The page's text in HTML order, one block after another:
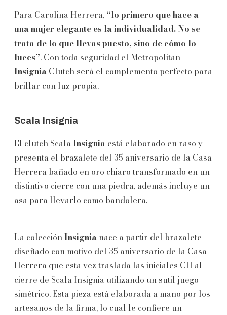
Para Carolina Herrera, “lo primero que hace a
una mujer elegante es la individualidad. No se
trata de lo que llevas puesto, sino de cómo lo
luces”. Con toda seguridad el Metropolitan
Insignia Clutch será el complemento perfecto para
brillar con luz propia.
Scala Insignia
El clutch Scala Insignia está elaborado en raso y
presenta el brazalete del 35 aniversario de la Casa
Herrera bañado en oro chiaro transformado en un
distintivo cierre con una piedra, además incluye un
asa para llevarlo como bandolera.
La colecciónInsignia nace a partir del brazalete
diseñado con motivo del 35 aniversario de la Casa
Herrera que esta vez traslada las iniciales CH al
cierre de Scala Insignia utilizando un sutil juego
simétrico. Esta pieza está elaborada a mano por los
artesanos de la firma, lo cual le confiere un